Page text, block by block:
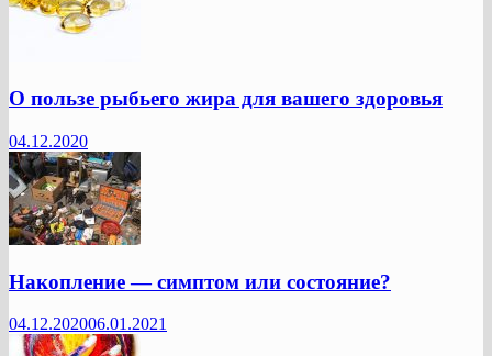
О пользе рыбьего жира для вашего здоровья
04.12.2020
Накопление — симптом или состояние?
04.12.202006.01.2021